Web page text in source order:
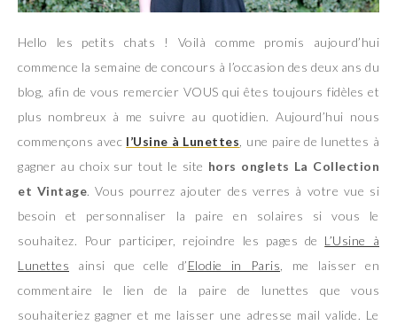
Hello les petits chats ! Voilà comme promis aujourd’hui
commence la semaine de concours à l’occasion des deux ans du
blog, afin de vous remercier VOUS qui êtes toujours fidèles et
plus nombreux à me suivre au quotidien. Aujourd’hui nous
commençons avec l’Usine à Lunettes , une paire de lunettes à
gagner au choix sur tout le site hors onglets La Collection
et Vintage. Vous pourrez ajouter des verres à votre vue si
besoin et personnaliser la paire en solaires si vous le
souhaitez. Pour participer, rejoindre les pages de L’Usine à
Lunettes ainsi que celle d’Elodie in Paris , me laisser en
commentaire le lien de la paire de lunettes que vous
souhaiteriez gagner et me laisser une adresse mail valide. Le